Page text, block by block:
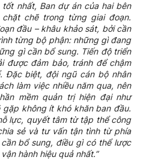
nhất, Ban dự án của hai bên
chẽ trong từng giai đoạn.
đầu – khâu khảo sát, bởi cần
từng bộ phận: những gì đang
gì cần bổ sung. Tiến độ triển
được đảm bảo, tránh để chậm
Đặc biệt, đội ngũ cán bộ nhân
làm việc nhiều năm qua, nên
mềm quản trị hiện đại như
gặp không ít khó khăn ban đầu.
lực, quyết tâm từ tập thể công
sẻ và tư vấn tận tình từ phía
bổ sung, điều gì có thể lược
hành hiệu quả nhất.”